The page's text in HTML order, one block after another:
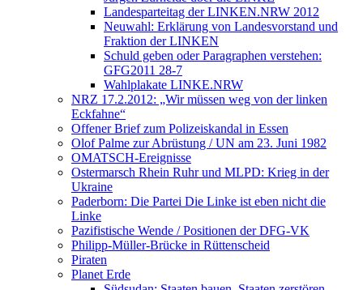
Landesparteitag der LINKEN.NRW 2012
Neuwahl: Erklärung von Landesvorstand und
Fraktion der LINKEN
Schuld geben oder Paragraphen verstehen:
GFG2011 28-7
Wahlplakate LINKE.NRW
NRZ 17.2.2012: „Wir müssen weg von der linken
Eckfahne“
Offener Brief zum Polizeiskandal in Essen
Olof Palme zur Abrüstung / UN am 23. Juni 1982
OMATSCH-Ereignisse
Ostermarsch Rhein Ruhr und MLPD: Krieg in der
Ukraine
Paderborn: Die Partei Die Linke ist eben nicht die
Linke
Pazifistische Wende / Positionen der DFG-VK
Philipp-Müller-Brücke in Rüttenscheid
Piraten
Planet Erde